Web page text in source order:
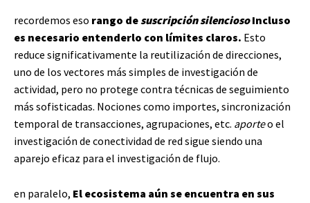
recordemos eso rango desuscripción silenciosoIncluso
es necesario entenderlo con límites claros. Esto
reduce significativamente la reutilización de direcciones,
uno de los vectores más simples de investigación de
actividad, pero no protege contra técnicas de seguimiento
más sofisticadas. Nociones como importes, sincronización
temporal de transacciones, agrupaciones, etc. aporteo el
investigación de conectividad de red sigue siendo una
aparejo eficaz para el investigación de flujo.
en paralelo, El ecosistema aún se encuentra en sus